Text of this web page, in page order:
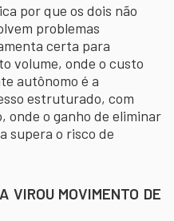
por que os dois não
problemas
certa para
volume, onde o custo
autônomo é a
estruturado, com
onde o ganho de eliminar
supera o risco de
VIROU MOVIMENTO DE